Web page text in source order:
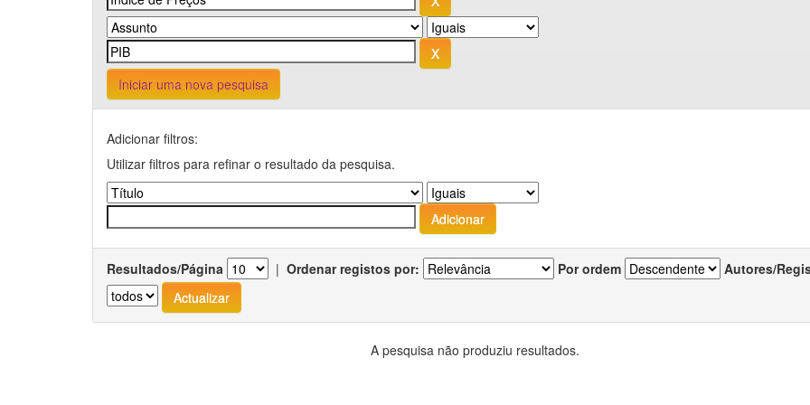
Iniciar uma nova pesquisa
Adicionar filtros:
Utilizar filtros para refinar o resultado da pesquisa.
Resultados/Página | Ordenar registos por: Por ordem Autores/
A pesquisa não produziu resultados.